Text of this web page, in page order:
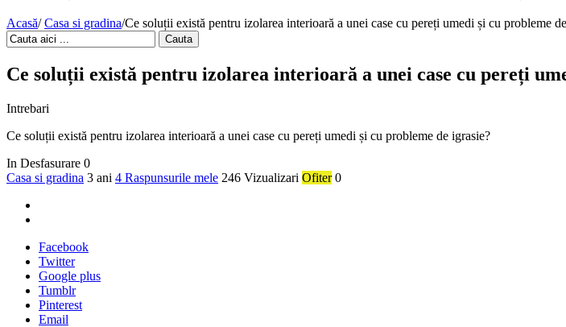
Acasă/ Casa si gradina/Ce soluții există pentru izolarea interioară a unei case cu pereți umedi și cu probleme
Cauta
Ce soluții există pentru izolarea interioară a unei case cu pereți
Intrebari
Ce soluții există pentru izolarea interioară a unei case cu pereți umedi și cu probleme de igrasie?
In Desfasurare 0
Casa si gradina 3 ani 4 Raspunsurile mele 246 Vizualizari Ofiter 0
Facebook
Twitter
Google plus
Tumblr
Pinterest
Email